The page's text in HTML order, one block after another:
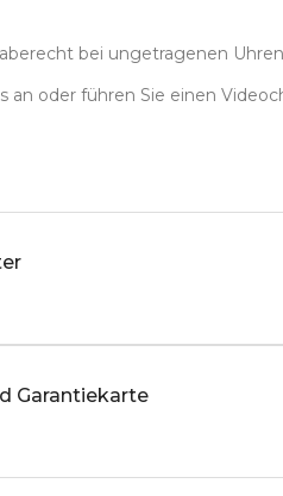
bei ungetragenen Uhren
an oder führen Sie einen
Garantiekarte